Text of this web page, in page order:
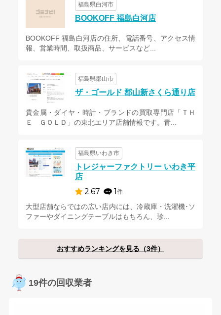
福島県白河市
BOOKOFF 福島白河店
BOOKOFF 福島白河店の住所、電話番号、アクセス情
報、営業時間、取扱商品、サービスなど...
福島県郡山市
ザ・ゴールド 郡山新さくら通り店
貴金属・ダイヤ・時計・ブランドの買取専門店「ＴＨ
Ｅ ＧＯＬＤ」の東北エリア店舗情報です。青...
福島県いわき市
トレジャーファクトリー いわき平
店
2.67 1 件
大型店舗ならではの広い店内には、冷蔵庫・洗濯機･ソ
ファーやダイニングテーブルはもちろん、珍...
おすすめランキングを見る（3件）
19件の回収業者